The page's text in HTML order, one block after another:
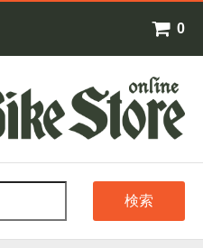
0
検索